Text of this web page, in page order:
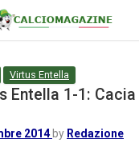
Virtus Entella
Entella 1-1:
2014 by Redazione